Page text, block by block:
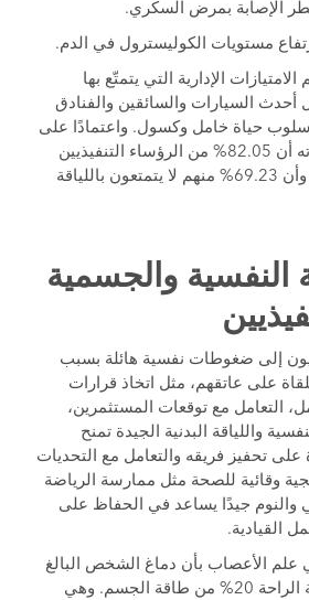
الإدارية التي يتمتّع بها
أحدث السيارات والسائقين والفنادق
حياة خامل وكسول. واعتمادًا على
ما سبق، وجد المسح ذاته أن 82.05% من الرؤساء التنفيذيين
يعانون من زيادة الوزن. وأن 69.23% منهم لا يتمتعون باللياقة
النفسية والجسمية
إلى ضغوطات نفسية هائلة بسبب
على عاتقهم، مثل اتخاذ قرارات
التعامل مع توقعات المستثمرين،
واللياقة البدنية الجيدة تمنح
على تحفيز فريقه والتعامل مع التحديات
وقائية للصحة مثل ممارسة الرياضة
والنوم جيدًا يساعد في الحفاظ على
القيادية.
الأعصاب بأن دماغ الشخص البالغ
العادي يستهلك في حالة الراحة 20% من طاقة الجسم. وهي